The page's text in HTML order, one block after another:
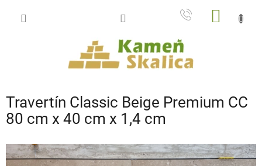
Travertín Classic Beige Premium CC
80 cm x 40 cm x 1,4 cm